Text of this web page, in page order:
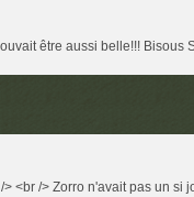
être aussi belle!!! Bisous
<br /> Zorro n'avait pas un si